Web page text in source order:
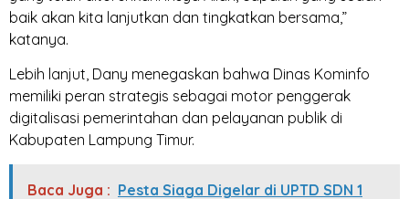
baik akan kita lanjutkan dan tingkatkan bersama,”
katanya.
Lebih lanjut, Dany menegaskan bahwa Dinas Kominfo
memiliki peran strategis sebagai motor penggerak
digitalisasi pemerintahan dan pelayanan publik di
Kabupaten Lampung Timur.
Baca Juga : Pesta Siaga Digelar di UPTD SDN 1